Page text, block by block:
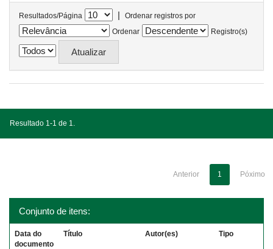
Resultados/Página |
Ordenar registros por
Ordenar
Registro(s)
Resultado 1-1 de 1.
Anterior 1 Póximo
Conjunto de itens:
Data do
documento
Título Autor(es) Tipo